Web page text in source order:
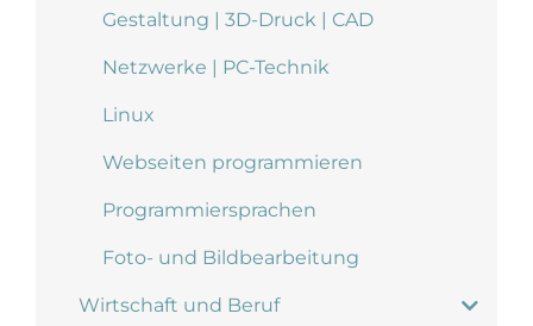
Gestaltung | 3D-Druck | CAD
Netzwerke | PC-Technik
Linux
Webseiten programmieren
Programmiersprachen
Foto- und Bildbearbeitung
Wirtschaft und Beruf